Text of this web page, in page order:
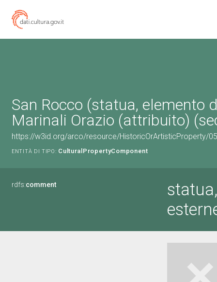
San Rocco (statua, elemento
Marinali Orazio (attribuito)
https://w3id.org/arco/resource/HistoricOrArtisticProperty/
ENTITÀ DI TIPO: CulturalPropertyComponent
rdfs:comment